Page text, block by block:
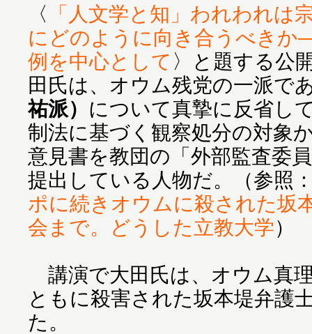
〈
「人文学と知」われわれは
にどのように向き合うべき
例を中心として 〉と題する公
田氏は、オウム残党の一派で
祐派） について真摯に反省し
制法に基づく観察処分の対象
意見書を教団の「外部監査委
提出している人物だ。（参照
ポに続きオウムに殺された坂
会まで。どうした立教大学）
講演で大田氏は、オウム真
ともに殺害された坂本堤弁護
た。